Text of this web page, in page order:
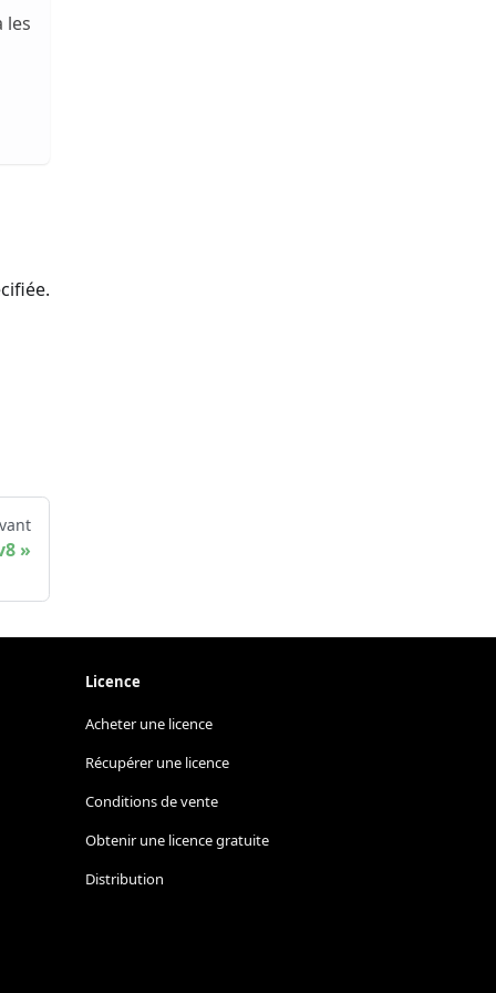
les
Licence
Acheter une licence
Récupérer une licence
Conditions de vente
Obtenir une licence gratuite
Distribution